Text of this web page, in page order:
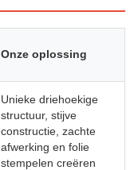
Onze oplossing
Unieke driehoekige
structuur, stijve
constructie, zachte
afwerking en folie
stempelen creëren